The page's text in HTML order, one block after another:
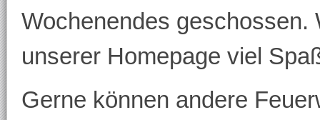
Wochenendes
unserer Homepage viel
Gerne können andere